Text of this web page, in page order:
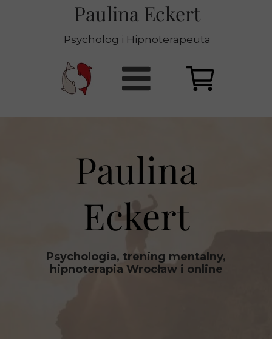
Paulina Eckert
Psycholog i Hipnoterapeuta
Paulina
Eckert
Psychologia, trening mentalny,
hipnoterapia Wrocław i online